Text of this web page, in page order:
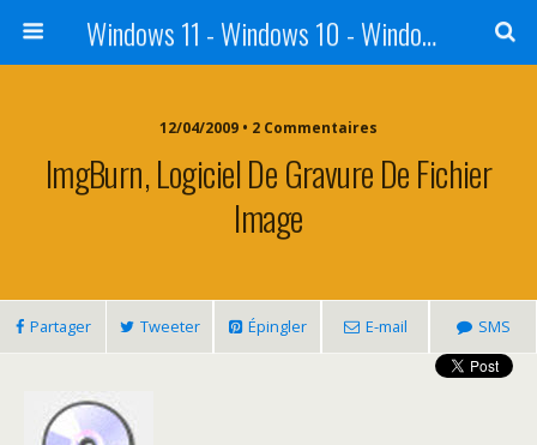
Windows 11 - Windows 10 - Windows 8 - Windows 7 - VISTA
12/04/2009 • 2 Commentaires
ImgBurn, Logiciel De Gravure De Fichier
Image
Partager Tweeter Épingler E-mail SMS